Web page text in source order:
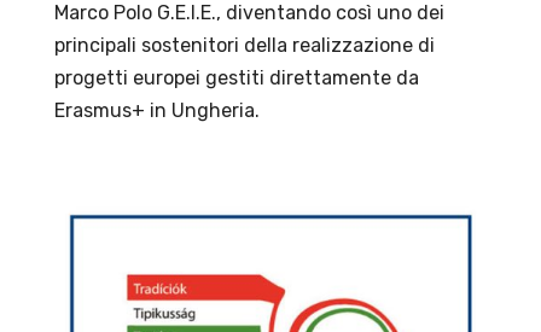
Marco Polo G.E.I.E., diventando così uno dei
principali sostenitori della realizzazione di
progetti europei gestiti direttamente da
Erasmus+ in Ungheria.